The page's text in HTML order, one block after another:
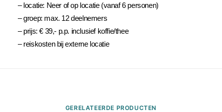
– locatie: Neer of op locatie (vanaf 6 personen)
– groep: max. 12 deelnemers
– prijs: € 39,- p.p. inclusief koffie/thee
– reiskosten bij externe locatie
GERELATEERDE PRODUCTEN